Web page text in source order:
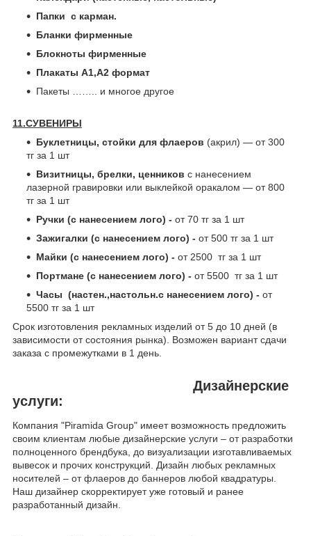
Папки с карман.
Бланки фирменные
Блокноты фирменные
Плакаты А1,А2 формат
Пакеты …….. и многое другое
11.СУВЕНИРЫ
Буклетницы, стойки для флаеров (акрил) ― от 300
тг за 1 шт
Визитницы, брелки, ценников с нанесением
лазерной гравировки или выклейкой оракалом ― от 800
тг за 1 шт
Ручки (с нанесением лого) - от 70 тг за 1 шт
Зажигалки (с нанесением лого) - от 500 тг за 1 шт
Майки (с нанесением лого) - от 2500 тг за 1 шт
Портмане (с нанесением лого) - от 5500 тг за 1 шт
Часы (настен.,настольн.с нанесением лого) - от
5500 тг за 1 шт
Срок изготовления рекламных изделий от 5 до 10 дней (в
зависимости от состояния рынка). Возможен вариант сдачи
заказа с промежутками в 1 день.
Дизайнерские
услуги:
Компания "Piramida Group" имеет возможность предложить
своим клиентам любые дизайнерские услуги – от разработки
полноценного брендбука, до визуализации изготавливаемых
вывесок и прочих конструкций. Дизайн любых рекламных
носителей – от флаеров до баннеров любой квадратуры.
Наш дизайнер скорректирует уже готовый и ранее
разработанный дизайн.